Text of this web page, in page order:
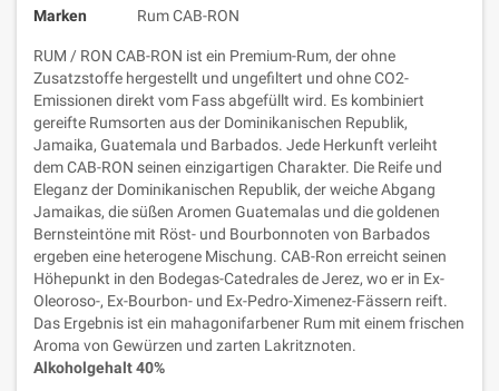
Marken Rum CAB-RON
RUM / RON CAB-RON ist ein Premium-Rum, der ohne
Zusatzstoffe hergestellt und ungefiltert und ohne CO2-
Emissionen direkt vom Fass abgefüllt wird. Es kombiniert
gereifte Rumsorten aus der Dominikanischen Republik,
Jamaika, Guatemala und Barbados. Jede Herkunft verleiht
dem CAB-RON seinen einzigartigen Charakter. Die Reife und
Eleganz der Dominikanischen Republik, der weiche Abgang
Jamaikas, die süßen Aromen Guatemalas und die goldenen
Bernsteintöne mit Röst- und Bourbonnoten von Barbados
ergeben eine heterogene Mischung. CAB-Ron erreicht seinen
Höhepunkt in den Bodegas-Catedrales de Jerez, wo er in Ex-
Oleoroso-, Ex-Bourbon- und Ex-Pedro-Ximenez-Fässern reift.
Das Ergebnis ist ein mahagonifarbener Rum mit einem frischen
Aroma von Gewürzen und zarten Lakritznoten.
Alkoholgehalt 40%